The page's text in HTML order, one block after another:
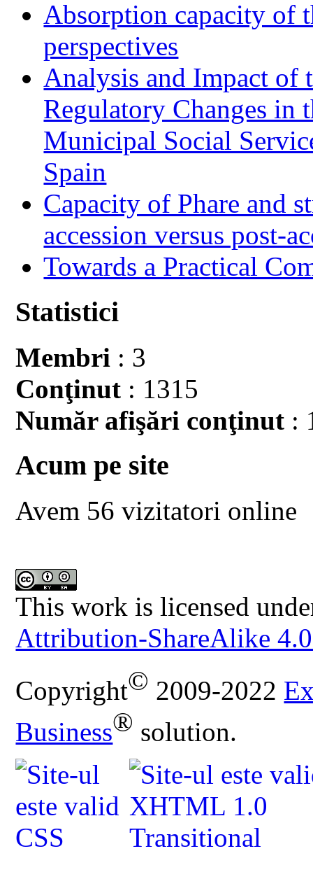
Absorption capacity of
perspectives
Analysis and Impact of
Regulatory Changes in
Municipal Social
Spain
Capacity of Phare and
accession versus post-
Towards a Practical
Statistici
Membri : 3
Conţinut : 1315
Număr afişări conţinut :
Acum pe site
Avem 56 vizitatori online
This work is licensed
Attribution-ShareAlike
Copyright© 2009-2022
Business® solution.